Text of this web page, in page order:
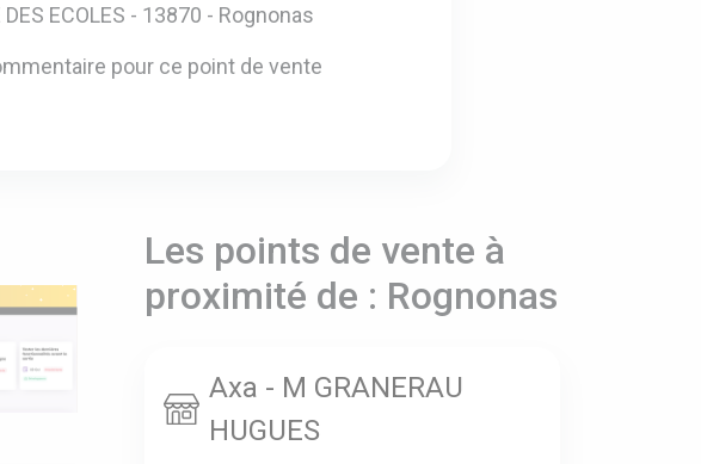
DES ECOLES - 13870 - Rognonas
pour ce point de vente
Les points de vente à
proximité de : Rognonas
Axa - M GRANERAU
HUGUES